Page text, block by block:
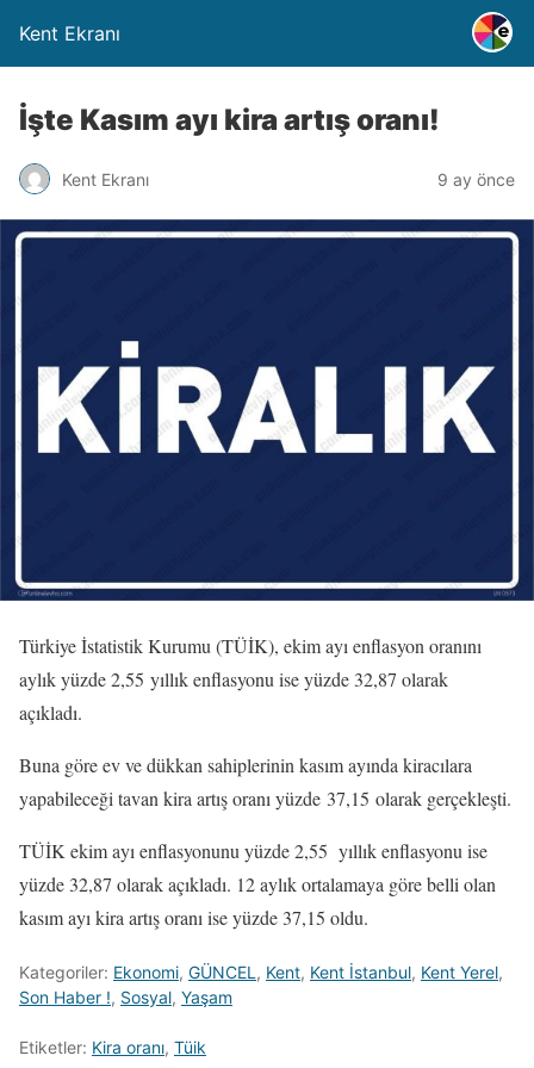
Kent Ekranı
İşte Kasım ayı kira artış oranı!
Kent Ekranı 9 ay önce
Türkiye İstatistik Kurumu (TÜİK), ekim ayı enflasyon oranını
aylık yüzde 2,55 yıllık enflasyonu ise yüzde 32,87 olarak
açıkladı.
Buna göre ev ve dükkan sahiplerinin kasım ayında kiracılara
yapabileceği tavan kira artış oranı yüzde 37,15 olarak gerçekleşti.
TÜİK ekim ayı enflasyonunu yüzde 2,55 yıllık enflasyonu ise
yüzde 32,87 olarak açıkladı. 12 aylık ortalamaya göre belli olan
kasım ayı kira artış oranı ise yüzde 37,15 oldu.
Kategoriler: Ekonomi, GÜNCEL , Kent, Kent İstanbul, Kent Yerel,
Son Haber !, Sosyal, Yaşam
Etiketler: Kira oranı, Tüik